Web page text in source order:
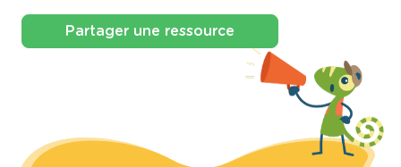
Partager une ressource